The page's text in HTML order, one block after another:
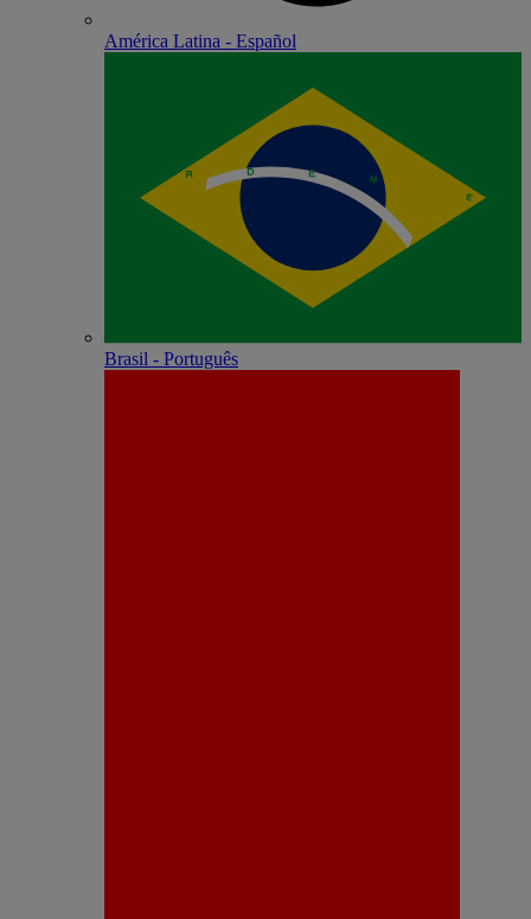
América Latina - Español
Brasil - Português